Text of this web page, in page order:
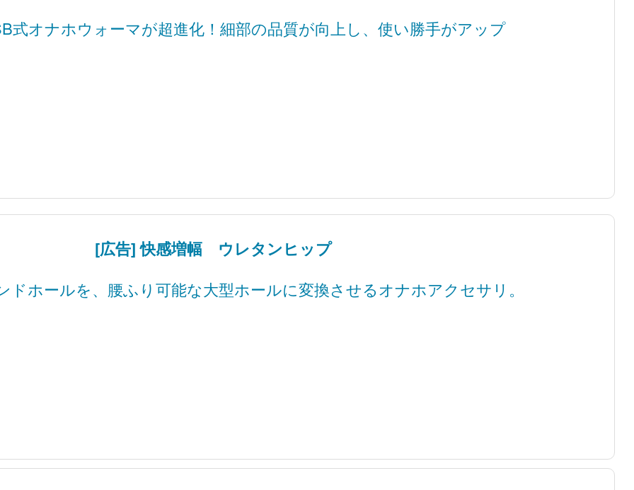
式オナホウォーマが超進化！細部の品質が向上し、使い勝手がアップ
[広告] 快感増幅 ウレタンヒップ
ドホールを、腰ふり可能な大型ホールに変換させるオナホアクセサリ。